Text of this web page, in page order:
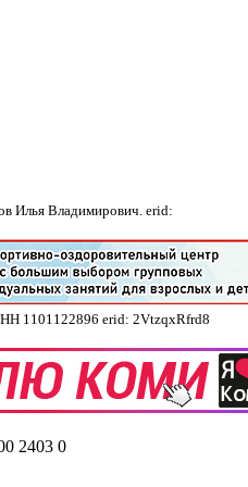
Илья Владимирович. erid:
1101122896 erid: 2VtzqxRfrd8
2403 0